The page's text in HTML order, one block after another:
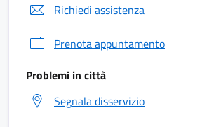
Richiedi assistenza
Prenota appuntamento
Problemi in città
Segnala disservizio